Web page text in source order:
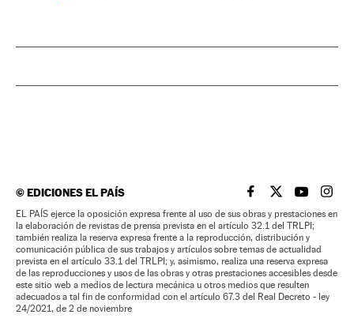
©EDICIONES EL PAÍS EL PAÍS BRASIL EN
EL PAÍSEL PAÍS
EL
EL PAÍS ejerce la oposición expresa frente al uso de sus obras y prestaciones en
la elaboración de revistas de prensa prevista en el artículo 32.1 del TRLPI;
también realiza la reserva expresa frente a la reproducción, distribución y
comunicación pública de sus trabajos y artículos sobre temas de actualidad
prevista en el artículo 33.1 del TRLPI; y, asimismo, realiza una reserva expresa
de las reproducciones y usos de las obras y otras prestaciones accesibles desde
este sitio web a medios de lectura mecánica u otros medios que resulten
adecuados a tal fin de conformidad con el artículo 67.3 del Real Decreto - ley
24/2021, de 2 de noviembre